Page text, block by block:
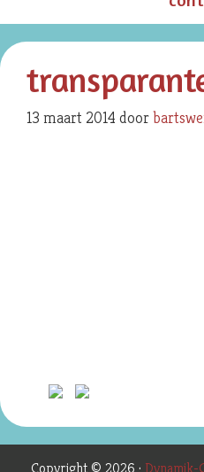
13 maart 2014 door
Copyright © 2026 · Dynamik-